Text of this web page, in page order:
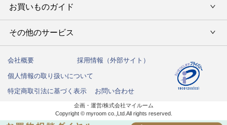
結婚祝い
キッチンウェア
インテリア・雑貨
洗剤・アロマ
その他のギフトを予算で選ぶ
のし
命名札
風呂敷
写真入メッセージカード
弔事用 挨拶状
お買いものガイド
初めての方へ
ご注文方法
送料・お支払い方法
商品お届けまでの流れ
その他のサービス
法人向けサービス
会社概要 採用情報（外部サイト）
個人情報の取り扱いについて
特定商取引法に基づく表示 お問い合わせ
企画・運営/株式会社マイルーム
Copyright © myroom co.,Ltd.All rights reserved.